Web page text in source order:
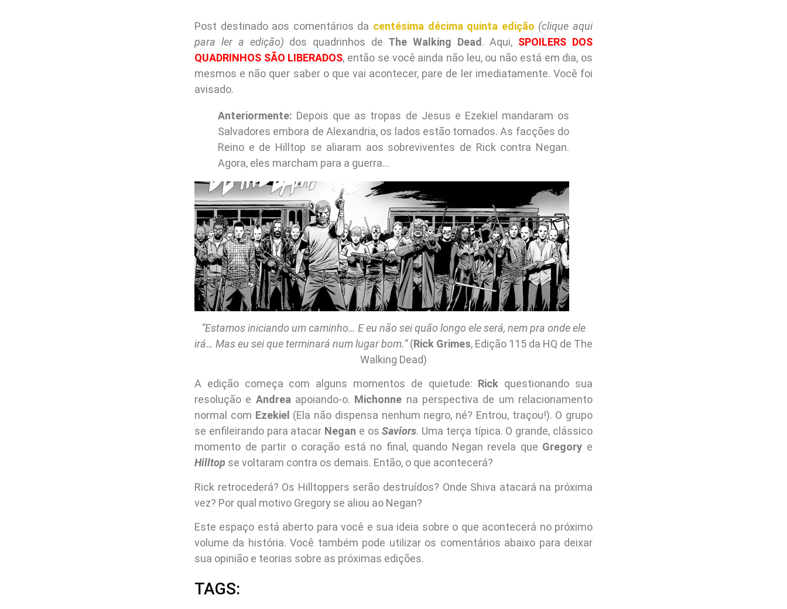
Post destinado aos comentários da centésima décima quinta edição (clique aqui
para ler a edição) dos quadrinhos de The Walking Dead. Aqui, SPOILERS DOS
QUADRINHOS SÃO LIBERADOS, então se você ainda não leu, ou não está em dia, os
mesmos e não quer saber o que vai acontecer, pare de ler imediatamente. Você foi
avisado.
Anteriormente: Depois que as tropas de Jesus e Ezekiel mandaram os
Salvadores embora de Alexandria, os lados estão tomados. As facções do
Reino e de Hilltop se aliaram aos sobreviventes de Rick contra Negan.
Agora, eles marcham para a guerra…
“Estamos iniciando um caminho… E eu não sei quão longo ele será, nem pra onde ele
irá… Mas eu sei que terminará num lugar bom.”(Rick Grimes, Edição 115 da HQ de The
Walking Dead)
A edição começa com alguns momentos de quietude: Rick questionando sua
resolução e Andrea apoiando-o. Michonne na perspectiva de um relacionamento
normal com Ezekiel (Ela não dispensa nenhum negro, né? Entrou, traçou!). O grupo
se enfileirando para atacar Negan e osSaviors. Uma terça típica. O grande, clássico
momento de partir o coração está no final, quando Negan revela que Gregory e
Hilltop se voltaram contra os demais. Então, o que acontecerá?
Rick retrocederá? Os Hilltoppers serão destruídos? Onde Shiva atacará na próxima
vez? Por qual motivo Gregory se aliou ao Negan?
Este espaço está aberto para você e sua ideia sobre o que acontecerá no próximo
volume da história. Você também pode utilizar os comentários abaixo para deixar
sua opinião e teorias sobre as próximas edições.
TAGS: